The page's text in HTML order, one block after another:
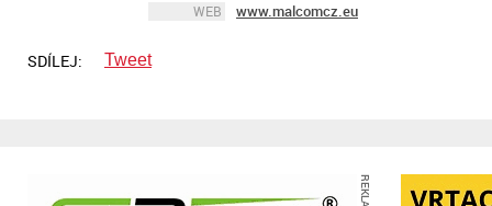
WEB www.malcomcz.eu
SDÍLEJ: Tweet